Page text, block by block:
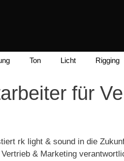
Ton Licht Rigging
für
rk light & sound in die
& Marketing